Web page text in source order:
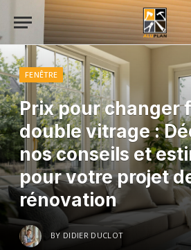
FENÊTRE
Prix pour changer
double vitrage :
nos conseils et
pour votre projet
rénovation
BY DIDIER DUCLOT